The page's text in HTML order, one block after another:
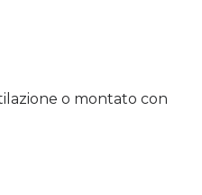
o montato con